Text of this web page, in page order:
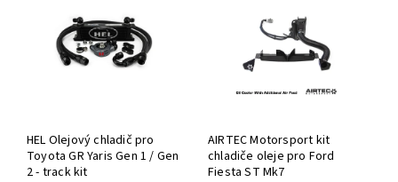
HEL Olejový chladič pro
Toyota GR Yaris Gen 1 / Gen
2 - track kit
AIRTEC Motorsport kit
chladiče oleje pro Ford
Fiesta ST Mk7